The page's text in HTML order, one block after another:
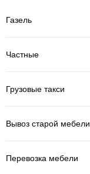
Газель
Частные
Грузовые такси
Вывоз старой мебели
Перевозка мебели